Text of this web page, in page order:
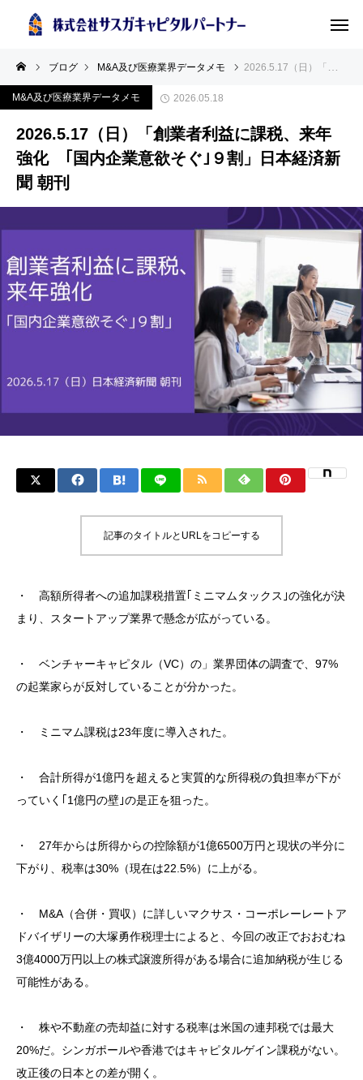
ブログ M&A及び医療業界データメモ 2026.5.17（日）「創業者利益に課税、来年強化 ｢国内企業意欲そぐ｣９割」日本経済新聞 朝刊
M&A及び医療業界データメモ 2026.05.18
2026.5.17（日）「創業者利益に課税、来年
強化 ｢国内企業意欲そぐ｣９割」日本経済新
聞 朝刊
記事のタイトルとURLをコピーする
・ 高額所得者への追加課税措置｢ミニマムタックス｣の強化が決
まり、スタートアップ業界で懸念が広がっている。
・ ベンチャーキャピタル（VC）の」業界団体の調査で、97%
の起業家らが反対していることが分かった。
・ ミニマム課税は23年度に導入された。
・ 合計所得が1億円を超えると実質的な所得税の負担率が下が
っていく｢1億円の壁｣の是正を狙った。
・ 27年からは所得からの控除額が1億6500万円と現状の半分に
下がり、税率は30%（現在は22.5%）に上がる。
・ M&A（合併・買収）に詳しいマクサス・コーポレーレートア
ドバイザリーの大塚勇作税理士によると、今回の改正でおおむね
3億4000万円以上の株式譲渡所得がある場合に追加納税が生じる
可能性がある。
・ 株や不動産の売却益に対する税率は米国の連邦税では最大
20%だ。シンガポールや香港ではキャピタルゲイン課税がない。
改正後の日本との差が開く。